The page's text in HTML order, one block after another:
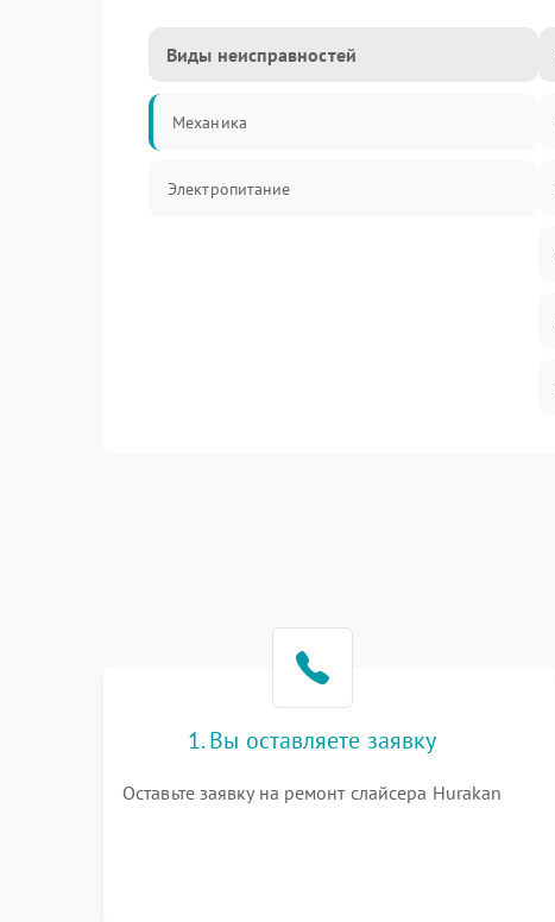
Виды неисправностей
Механика
Электропитание
1. Вы оставляете заявку
Оставьте заявку на ремонт слайсера Hurakan